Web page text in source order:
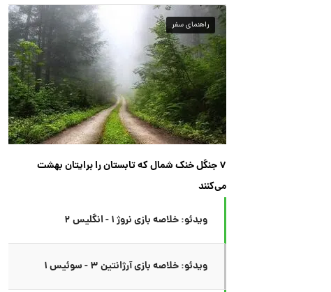
راهنمای سفر
۷ جنگل خنک شمال که تابستان را برایتان بهشت
می‌کنند
ویدئو: خلاصه بازی نروژ ۱ - انگلیس ۲
ویدئو: خلاصه بازی آرژانتین ۳ - سوئیس ۱